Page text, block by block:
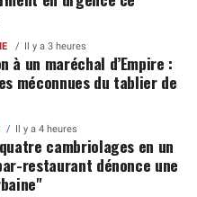
Il y a 3 heures
à un maréchal d’Empire :
méconnues du tablier de
Il y a 4 heures
cambriolages en un
restaurant dénonce une